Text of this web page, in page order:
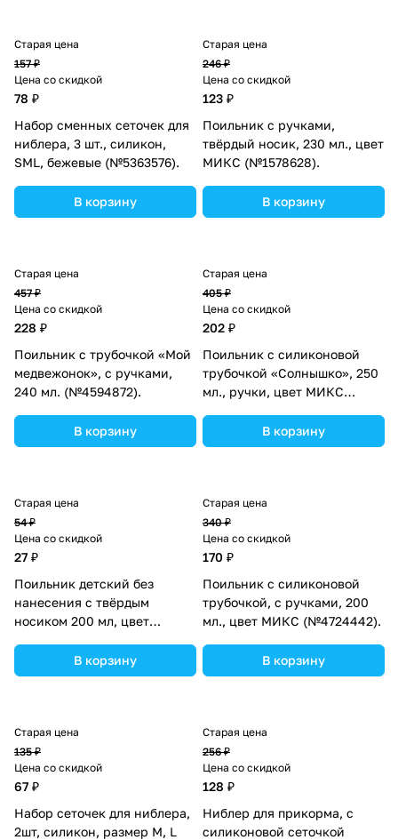
Старая цена
157 ₽
Цена со скидкой
78 ₽
Набор сменных сеточек для
ниблера, 3 шт., силикон,
SML, бежевые (№5363576).
В корзину
Старая цена
246 ₽
Цена со скидкой
123 ₽
Поильник с ручками,
твёрдый носик, 230 мл., цвет
МИКС (№1578628).
В корзину
Старая цена
457 ₽
Цена со скидкой
228 ₽
Поильник с трубочкой «Мой
медвежонок», с ручками,
240 мл. (№4594872).
В корзину
Старая цена
405 ₽
Цена со скидкой
202 ₽
Поильник с силиконовой
трубочкой «Солнышко», 250
мл., ручки, цвет МИКС
В корзину
Старая цена
54 ₽
Цена со скидкой
27 ₽
Поильник детский без
нанесения с твёрдым
носиком 200 мл, цвет
В корзину
Старая цена
340 ₽
Цена со скидкой
170 ₽
Поильник с силиконовой
трубочкой, с ручками, 200
мл., цвет МИКС (№4724442).
В корзину
Старая цена
135 ₽
Цена со скидкой
67 ₽
Набор сеточек для ниблера,
2шт, силикон, размер М, L
Старая цена
256 ₽
Цена со скидкой
128 ₽
Ниблер для прикорма, с
силиконовой сеточкой